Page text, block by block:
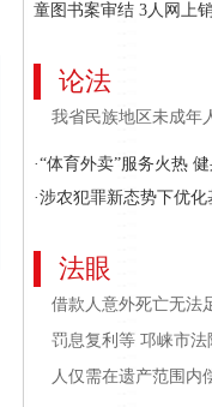
童图书案审结 3人网上
论法
我省民族地区未成年
·“体育外卖”服务火热
·涉农犯罪新态势下优
法眼
借款人意外死亡无法
罚息复利等 邛崃市
人仅需在遗产范围内